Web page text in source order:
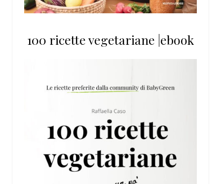
100 ricette vegetariane |ebook